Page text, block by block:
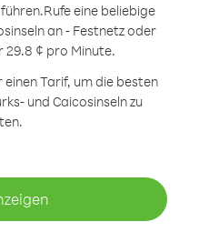
Rufe eine beliebige
an - Festnetz oder
29.8 ¢ pro Minute.
Tarif, um die besten
und Caicosinseln zu